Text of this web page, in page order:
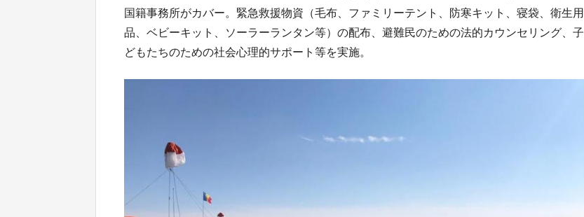
国籍事務所がカバー。緊急救援物資（毛布、ファミリーテント、防寒キット、寝袋、衛生用
品、ベビーキット、ソーラーランタン等）の配布、避難民のための法的カウンセリング、子
どもたちのための社会心理的サポート等を実施。